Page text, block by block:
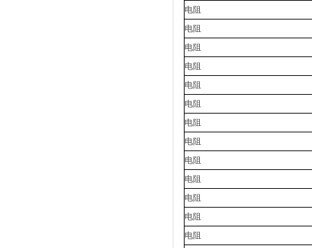
电阻
电阻
电阻
电阻
电阻
电阻
电阻
电阻
电阻
电阻
电阻
电阻
电阻